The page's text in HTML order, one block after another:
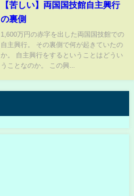
【苦しい】両国国技館自主興行
の裏側
1,600万円の赤字を出した両国国技館での
自主興行。 その裏側で何が起きていたの
か。 自主興行をするということはどうい
うことなのか。 この興...